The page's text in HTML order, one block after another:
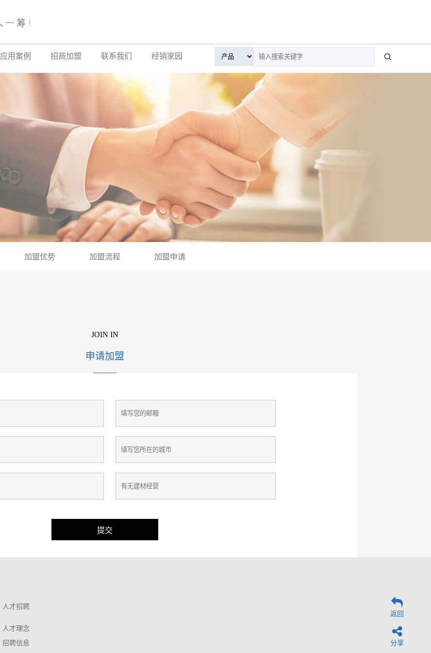
应用案例 招商加盟 联系我们 经销家园
加盟优势 加盟流程 加盟申请
JOIN IN
申请加盟
提交
人才招聘
人才理念
招聘信息
返回
分享